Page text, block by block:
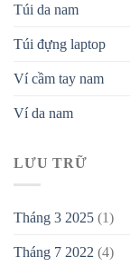
Túi da nam
Túi đựng laptop
Ví cầm tay nam
Ví da nam
LƯU TRỮ
Tháng 3 2025 (1)
Tháng 7 2022 (4)